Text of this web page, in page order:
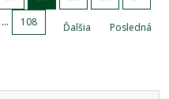
Ďalšia Posledná
... 108